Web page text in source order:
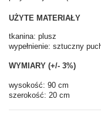
UŻYTE MATERIAŁY
tkanina: plusz
wypełnienie: sztuczny
WYMIARY (+/- 3%)
wysokość: 90 cm
szerokość: 20 cm